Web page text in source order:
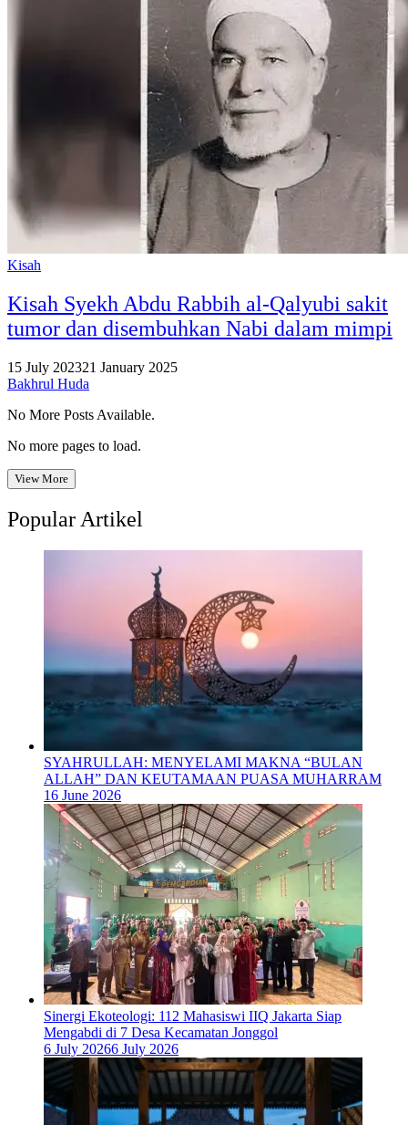
Kisah
Kisah Syekh Abdu Rabbih al-Qalyubi sakit
tumor dan disembuhkan Nabi dalam mimpi
15 July 202321 January 2025
Bakhrul Huda
No More Posts Available.
No more pages to load.
View More
Popular Artikel
SYAHRULLAH: MENYELAMI MAKNA “BULAN
ALLAH” DAN KEUTAMAAN PUASA MUHARRAM
16 June 2026
‎Sinergi Ekoteologi: 112 Mahasiswi IIQ Jakarta Siap
Mengabdi di 7 Desa Kecamatan Jonggol
6 July 20266 July 2026